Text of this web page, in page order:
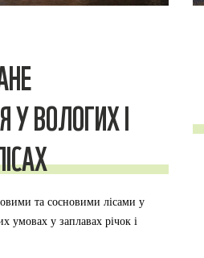
У ВОЛОГИХ І
та сосновими лісами у
умовах у заплавах річок і